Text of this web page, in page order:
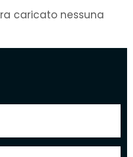
caricato nessuna